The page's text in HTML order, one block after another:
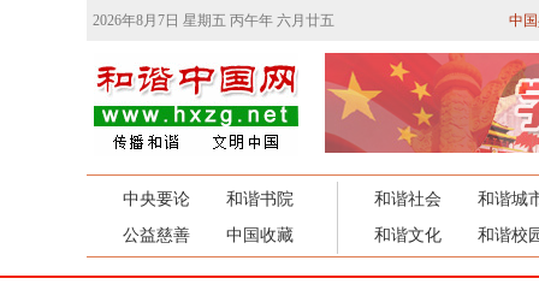
2026年8月7日 星期五 丙午年 六月廿五 中
中央要论
和谐书院
公益慈善
中国收藏
和谐社会
和谐城
和谐文化
和谐校